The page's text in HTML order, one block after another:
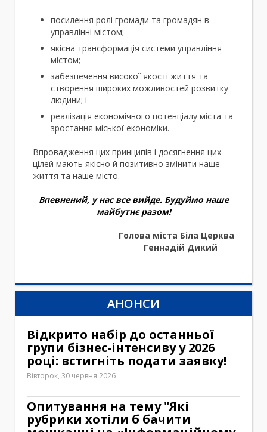
посилення ролі громади та громадян в
управлінні містом;
якісна трансформація системи управління
містом;
забезпечення високої якості життя та
створення широких можливостей розвитку
людини; і
реалізація економічного потенціалу міста та
зростання міської економіки.
Впровадження цих принципів і досягнення цих
цілей мають якісно й позитивно змінити наше
життя та наше місто.
Впевнений, у нас все вийде. Будуймо наше
майбутнє разом!
Голова міста Біла Церква
Геннадій Дикий
АНОНСИ
Відкрито набір до останньої
групи бізнес-інтенсиву у 2026
році: встигніть подати заявку!
Вівторок, 30 червня 2026
Опитування на тему "Які
рубрики хотіли б бачити